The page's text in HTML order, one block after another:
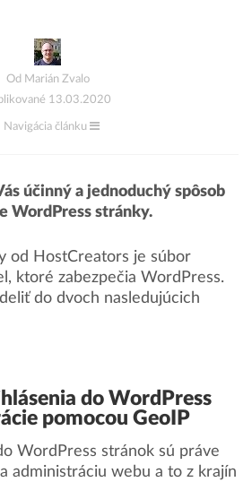
Od Marián Zvalo
13.03.2020
Navigácia článku
účinný a jednoduchý spôsob
WordPress stránky.
od HostCreators je súbor
ktoré zabezpečia WordPress.
do dvoch nasledujúcich
do WordPress
pomocou GeoIP
WordPress stránok sú práve
administráciu webu a to z krajín